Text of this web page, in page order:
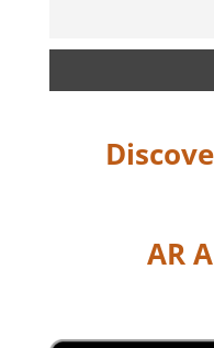
AR